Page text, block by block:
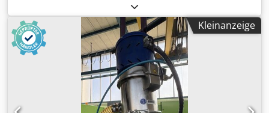
Stangendurchmesser: 32 mm, max. Bearbeitungslänge:
250 mm, mit Steuerung FANUC Series 160i-TB, Förderband,
Späneförderer, linksseitiger Stangenlader FMB Turbo 3-36,
Seriennummer: 50-2614661/867593, Baujahr: 2010, Filter-
und Kühleinheit, Hochdruckanlage COMBILOOP, ohne
Werkzeuge Dsdpezqy Uajfx Ahzeck
Kleinanzeige